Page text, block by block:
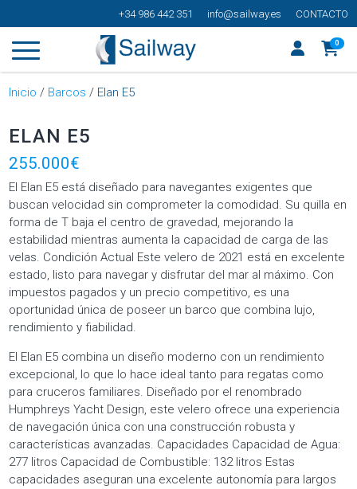
+34 986 442 351 info@sailway.es CONTACTO
0
Inicio / Barcos / Elan E5
ELAN E5
255.000€
El Elan E5 está diseñado para navegantes exigentes que
buscan velocidad sin comprometer la comodidad. Su quilla en
forma de T baja el centro de gravedad, mejorando la
estabilidad mientras aumenta la capacidad de carga de las
velas. Condición Actual Este velero de 2021 está en excelente
estado, listo para navegar y disfrutar del mar al máximo. Con
impuestos pagados y un precio competitivo, es una
oportunidad única de poseer un barco que combina lujo,
rendimiento y fiabilidad.
El Elan E5 combina un diseño moderno con un rendimiento
excepcional, lo que lo hace ideal tanto para regatas como
para cruceros familiares. Diseñado por el renombrado
Humphreys Yacht Design, este velero ofrece una experiencia
de navegación única con una construcción robusta y
características avanzadas. Capacidades Capacidad de Agua:
277 litros Capacidad de Combustible: 132 litros Estas
capacidades aseguran una excelente autonomía para largos